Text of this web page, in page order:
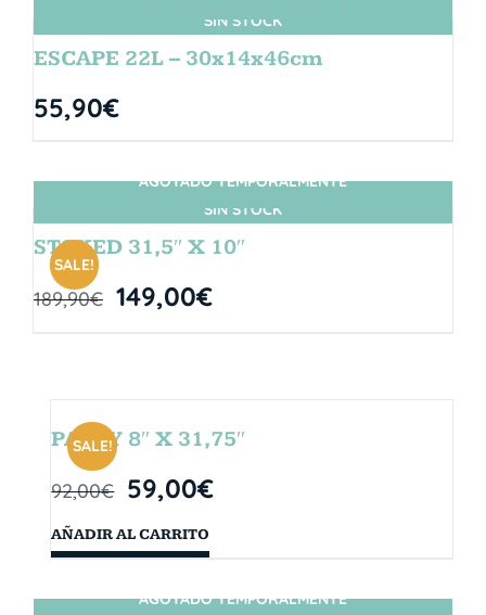
SIN STOCK
ESCAPE 22L – 30x14x46cm
55,90€
SIN STOCK
SALE!
AGOTADO TEMPORALMENTE
STOKED 31,5″ X 10″
189,90€ 149,00€
SALE!
PARTY 8″ X 31,75″
92,00€ 59,00€
AÑADIR AL CARRITO
AGOTADO TEMPORALMENTE